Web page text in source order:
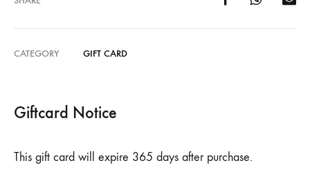
CATEGORY GIFT CARD
Giftcard Notice
This gift card will expire 365 days after purchase.